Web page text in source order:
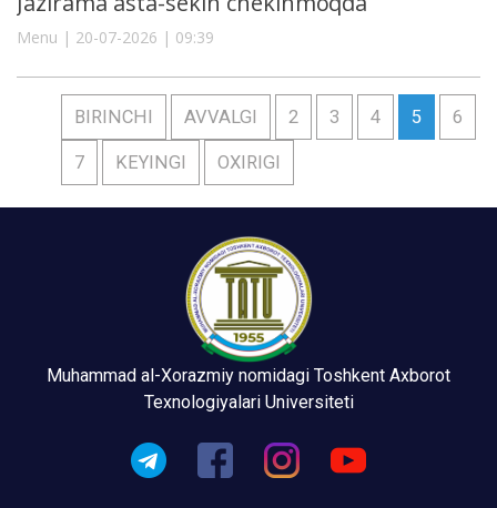
Menu | 20-07-2026 | 09:39
BIRINCHI AVVALGI 2 3 4 5 6
7 KEYINGI OXIRIGI
Muhammad al-Xorazmiy nomidagi Toshkent Axborot
Texnologiyalari Universiteti